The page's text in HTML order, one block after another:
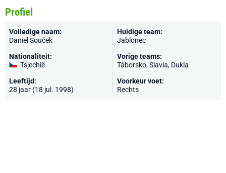
Profiel
Volledige naam:
Daniel Souček
Nationaliteit:
Tsjechië
Leeftijd:
28 jaar (18 jul. 1998)
Huidige team:
Jablonec
Vorige teams:
Táborsko,Slavia, Dukla
Voorkeur voet:
Rechts